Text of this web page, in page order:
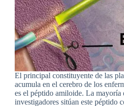
El principal constituyente de las
acumula en el cerebro de los
es el péptido amiloide. La mayoría
investigadores sitúan este péptido